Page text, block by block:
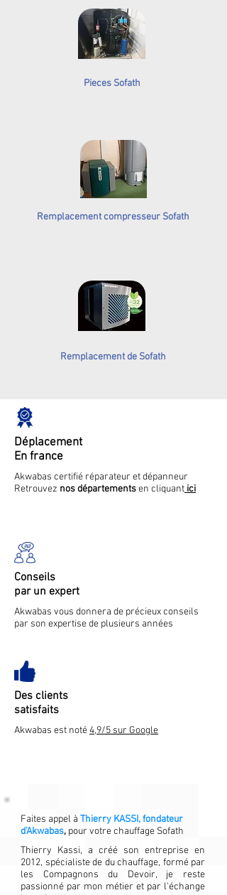
Pieces Sofath
Remplacement compresseur Sofath
Remplacement de Sofath
Déplacement
En france
Akwabas certifié réparateur et dépanneur
Retrouvez nos départementsen cliquant ici
Conseils
par un expert
Akwabas vous donnera de précieux conseils
par son expertise de plusieurs années
Des clients
satisfaits
Akwabas est noté4,9/5 sur Google
Faites appel à Thierry KASSI, fondateur
d'Akwabas, pour votre chauffage Sofath
Thierry Kassi, a créé son entreprise en
2012, spécialiste de du chauffage, formé par
les Compagnons du Devoir, je reste
passionné par mon métier et par l'échange